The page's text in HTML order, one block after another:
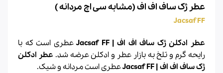
عطر ژک ساف اف اف (مشابه سی اچ مردانه )
Jacsaf FF
عطر ادکلن ژک ساف اف اف | Jacsaf FF
عطری است که با
رایحه گرم و تلخ به بازار عطر و ادکلنعرضه شد. عطر ادکلن
ژک ساف اف اف | Jacsaf FF
عطری است مردانه و شیک.